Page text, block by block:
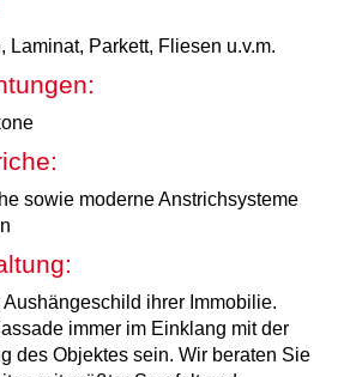
Laminat, Parkett, Fliesen u.v.m.
sowie moderne Anstrichsysteme
ihrer Immobilie.
immer im Einklang mit der
des Objektes sein. Wir beraten Sie